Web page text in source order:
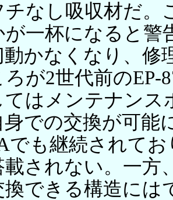
チなし吸収材だ。
が一杯になると警
動かなくなり、修
ろが2世代前の
てはメンテナンス
身での交換が可能
でも継続されてお
載されない。一方
換できる構造には